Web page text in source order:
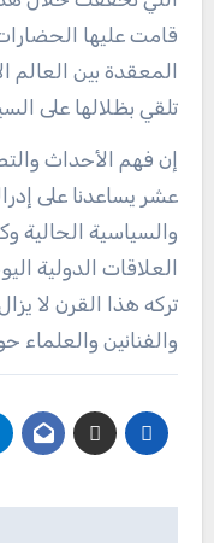
قامت عليها
المعقدة بين العالم
تلقي بظلالها على
إن فهم الأحداث
عشر يساعدنا على
والسياسية الحالية
العلاقات الدولية
تركه هذا القرن لا
والفنانين والعلماء